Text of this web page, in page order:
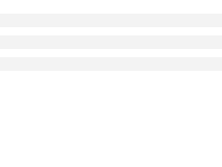
養生活で「今困っていること」「
係機関との連絡調整をおこなっ